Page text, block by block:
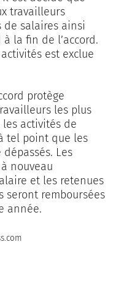
travailleurs
de salaires ainsi
la fin de l’accord.
est exclue
protège
les plus
activités de
tel point que les
Les
nouveau
et les retenues
seront remboursées
année.